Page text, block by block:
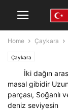
Home Çaykara
Çaykara
İki dağın
masal gibidir
parçası, Soğanlı
deniz seviyesin